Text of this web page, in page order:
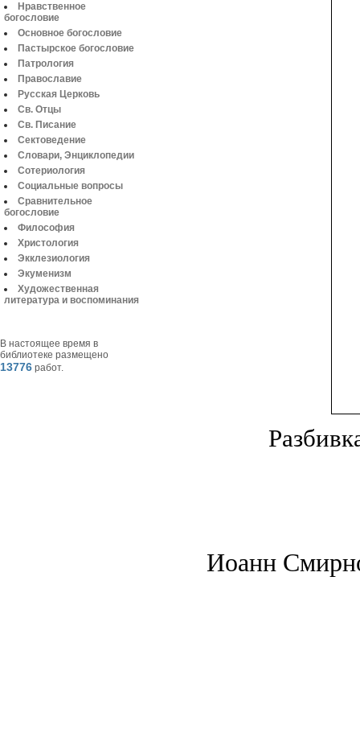
Нравственное
богословие
Основное богословие
Пастырское богословие
Патрология
Православие
Русская Церковь
Св. Отцы
Св. Писание
Сектоведение
Словари, Энциклопедии
Сотериология
Социальные вопросы
Сравнительное
богословие
Философия
Христология
Экклезиология
Экуменизм
Художественная
литература и воспоминания
В настоящее время в
библиотеке размещено
13776 работ.
Иоанн